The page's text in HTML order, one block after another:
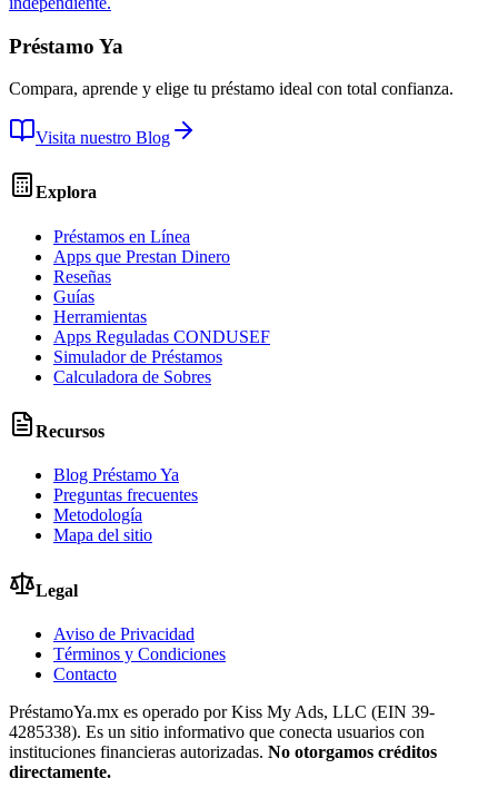
Préstamo Ya
Compara, aprende y elige tu préstamo ideal con total confianza.
Visita nuestro Blog
Explora
Préstamos en Línea
Apps que Prestan Dinero
Reseñas
Guías
Herramientas
Apps Reguladas CONDUSEF
Simulador de Préstamos
Calculadora de Sobres
Recursos
Blog Préstamo Ya
Preguntas frecuentes
Metodología
Mapa del sitio
Legal
Aviso de Privacidad
Términos y Condiciones
Contacto
PréstamoYa.mx es operado por Kiss My Ads, LLC (EIN 39-
4285338). Es un sitio informativo que conecta usuarios con
instituciones financieras autorizadas. No otorgamos créditos
directamente.